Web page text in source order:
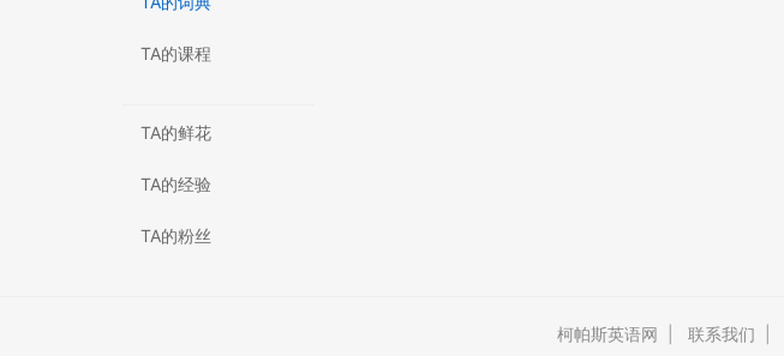
TA的课程
TA的鲜花
TA的经验
TA的粉丝
柯帕斯英语网 联系我们